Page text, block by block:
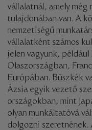
vállalatnál, amely
tulajdonában van. A
nemzetiségű
vállalatként számos
jelen vagyunk,
Olaszországban,
Európában. Büszkék
Ázsia egyik vezető
országokban, mint
olyan munkáltatóvá
dolgozni